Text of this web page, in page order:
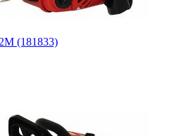
(181833)